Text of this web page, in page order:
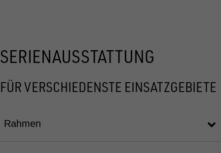
SERIENAUSSTATTUNG
FÜR VERSCHIEDENSTE EINSATZGEBIETE
Rahmen